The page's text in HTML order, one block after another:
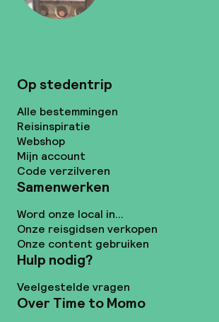
Op stedentrip
Alle bestemmingen
Reisinspiratie
Webshop
Mijn account
Code verzilveren
Samenwerken
Word onze local in...
Onze reisgidsen verkopen
Onze content gebruiken
Hulp nodig?
Veelgestelde vragen
Over Time to Momo